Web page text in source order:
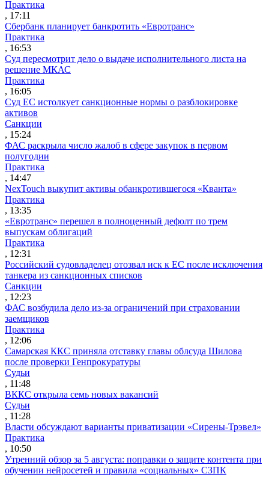
Практика
, 17:11
Сбербанк планирует банкротить «Евротранс»
Практика
, 16:53
Суд пересмотрит дело о выдаче исполнительного листа на
решение МКАС
Практика
, 16:05
Суд ЕС истолкует санкционные нормы о разблокировке
активов
Санкции
, 15:24
ФАС раскрыла число жалоб в сфере закупок в первом
полугодии
Практика
, 14:47
NexTouch выкупит активы обанкротившегося «Кванта»
Практика
, 13:35
«Евротранс» перешел в полноценный дефолт по трем
выпускам облигаций
Практика
, 12:31
Российский судовладелец отозвал иск к ЕС после исключения
танкера из санкционных списков
Санкции
, 12:23
ФАС возбудила дело из-за ограничений при страховании
заемщиков
Практика
, 12:06
Самарская ККС приняла отставку главы облсуда Шилова
после проверки Генпрокуратуры
Судьи
, 11:48
ВККС открыла семь новых вакансий
Судьи
, 11:28
Власти обсуждают варианты приватизации «Сирены-Трэвел»
Практика
, 10:50
Утренний обзор за 5 августа: поправки о защите контента при
обучении нейросетей и правила «социальных» СЗПК